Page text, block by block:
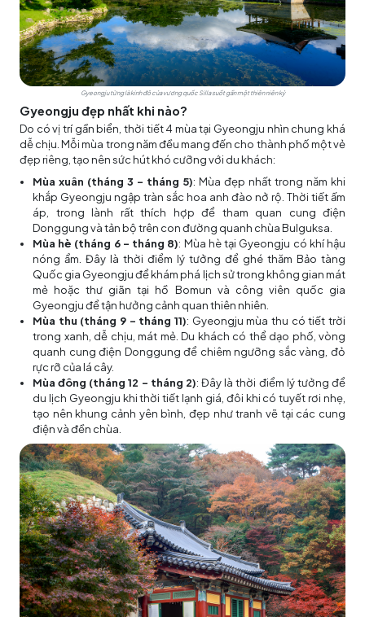
Gyeongju từng là kinh đô của vương quốc Silla suốt gần một thiên niên kỷ
Gyeongju đẹp nhất khi nào?
Do có vị trí gần biển, thời tiết 4 mùa tại Gyeongju nhìn chung khá
dễ chịu. Mỗi mùa trong năm đều mang đến cho thành phố một vẻ
đẹp riêng, tạo nên sức hút khó cưỡng với du khách:
Mùa xuân (tháng 3 - tháng 5): Mùa đẹp nhất trong năm khi
khắp Gyeongju ngập tràn sắc hoa anh đào nở rộ. Thời tiết ấm
áp, trong lành rất thích hợp để tham quan cung điện
Donggung và tản bộ trên con đường quanh chùa Bulguksa.
Mùa hè (tháng 6 - tháng 8): Mùa hè tại Gyeongju có khí hậu
nóng ẩm. Đây là thời điểm lý tưởng để ghé thăm Bảo tàng
Quốc gia Gyeongju để khám phá lịch sử trong không gian mát
mẻ hoặc thư giãn tại hồ Bomun và công viên quốc gia
Gyeongju để tận hưởng cảnh quan thiên nhiên.
Mùa thu (tháng 9 - tháng 11): Gyeongju mùa thu có tiết trời
trong xanh, dễ chịu, mát mẻ. Du khách có thể dạo phố, vòng
quanh cung điện Donggung để chiêm ngưỡng sắc vàng, đỏ
rực rỡ của lá cây.
Mùa đông (tháng 12 - tháng 2): Đây là thời điểm lý tưởng để
du lịch Gyeongju khi thời tiết lạnh giá, đôi khi có tuyết rơi nhẹ,
tạo nên khung cảnh yên bình, đẹp như tranh vẽ tại các cung
điện và đền chùa.